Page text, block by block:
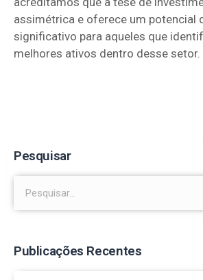
assimétrica e oferece um potencial
significativo para aqueles que
melhores ativos dentro desse setor.
Pesquisar
Publicações Recentes